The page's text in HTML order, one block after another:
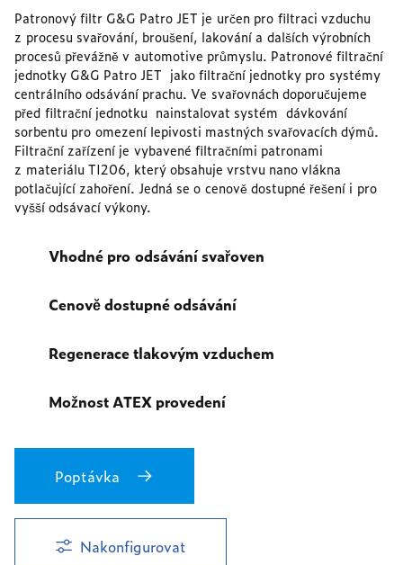
Patronový filtr G&G Patro JET je určen pro filtraci vzduchu
z procesu svařování, broušení, lakování a dalších výrobních
procesů převážně v automotive průmyslu. Patronové filtrační
jednotky G&G Patro JET jako filtrační jednotky pro systémy
centrálního odsávání prachu. Ve svařovnách doporučujeme
před filtrační jednotku nainstalovat systém dávkování
sorbentu pro omezení lepivosti mastných svařovacích dýmů.
Filtrační zařízení je vybavené filtračními patronami
z materiálu TI206, který obsahuje vrstvu nano vlákna
potlačující zahoření. Jedná se o cenově dostupné řešení i pro
vyšší odsávací výkony.
Vhodné pro odsávání svařoven
Cenově dostupné odsávání
Regenerace tlakovým vzduchem
Možnost ATEX provedení
Poptávka
Nakonfigurovat